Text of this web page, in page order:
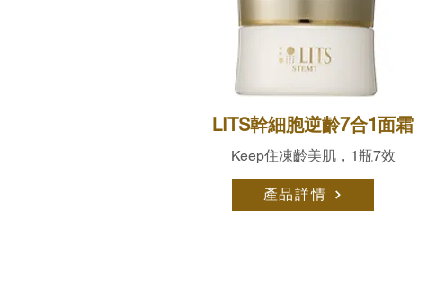
LITS幹細胞逆齡7合1面霜
Keep住凍齡美肌，1瓶7效
產品詳情